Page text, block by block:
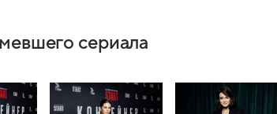
сериала